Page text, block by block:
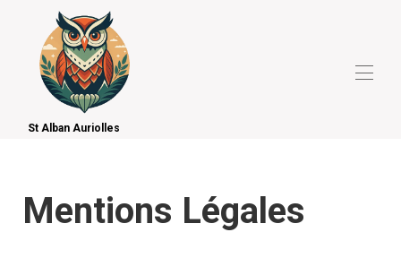
St Alban Auriolles
Toeristische activiteiten
Sport en vrije tijd
Stuur een bericht
Mentions Légales